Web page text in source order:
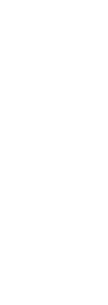
What is the
Whom does
What do they